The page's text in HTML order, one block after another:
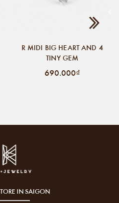
R MIDI BIG HEART AND 4
TINY GEM
690.000₫
IN SAIGON